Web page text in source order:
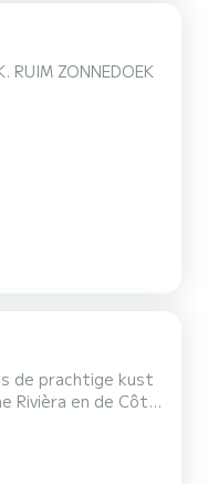
RUIM ZONNEDOEK
de prachtige kust
p...